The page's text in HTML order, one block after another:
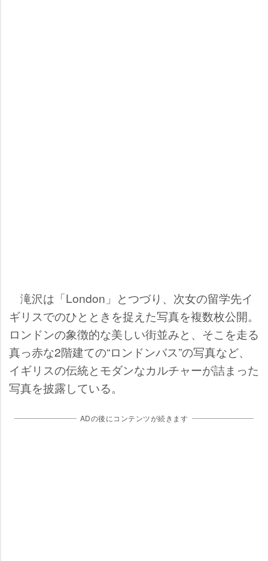
滝沢は「London」とつづり、次女の留学先イ
ギリスでのひとときを捉えた写真を複数枚公開。
ロンドンの象徴的な美しい街並みと、そこを走る
真っ赤な2階建ての“ロンドンバス”の写真など、
イギリスの伝統とモダンなカルチャーが詰まった
写真を披露している。
ADの後にコンテンツが続きます